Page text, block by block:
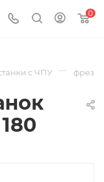
0
с ЧПУ —